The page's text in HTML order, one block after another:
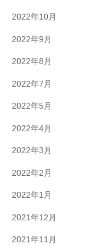
2022年10月
2022年9月
2022年8月
2022年7月
2022年5月
2022年4月
2022年3月
2022年2月
2022年1月
2021年12月
2021年11月